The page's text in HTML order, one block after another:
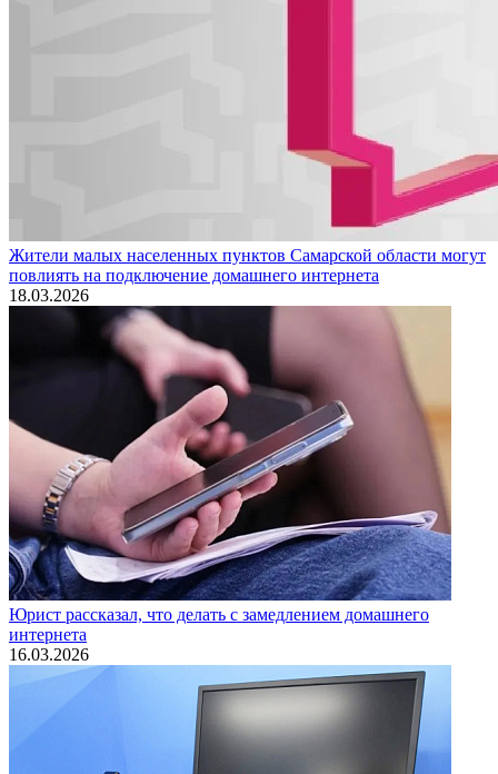
Жители малых населенных пунктов Самарской области могут
повлиять на подключение домашнего интернета
18.03.2026
Юрист рассказал, что делать с замедлением домашнего
интернета
16.03.2026